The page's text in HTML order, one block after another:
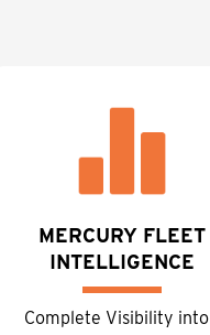
MERCURY FLEET
INTELLIGENCE
Complete Visibility into